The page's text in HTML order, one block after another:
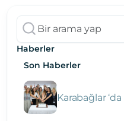
Haberler
Son Haberler
Karabağlar